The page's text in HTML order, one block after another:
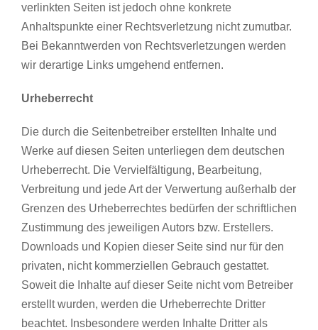
verlinkten Seiten ist jedoch ohne konkrete
Anhaltspunkte einer Rechtsverletzung nicht zumutbar.
Bei Bekanntwerden von Rechtsverletzungen werden
wir derartige Links umgehend entfernen.
Urheberrecht
Die durch die Seitenbetreiber erstellten Inhalte und
Werke auf diesen Seiten unterliegen dem deutschen
Urheberrecht. Die Vervielfältigung, Bearbeitung,
Verbreitung und jede Art der Verwertung außerhalb der
Grenzen des Urheberrechtes bedürfen der schriftlichen
Zustimmung des jeweiligen Autors bzw. Erstellers.
Downloads und Kopien dieser Seite sind nur für den
privaten, nicht kommerziellen Gebrauch gestattet.
Soweit die Inhalte auf dieser Seite nicht vom Betreiber
erstellt wurden, werden die Urheberrechte Dritter
beachtet. Insbesondere werden Inhalte Dritter als